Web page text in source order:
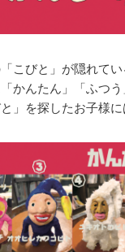
こびと」が隠れて
かんたん」「ふつ
」を探したお子様